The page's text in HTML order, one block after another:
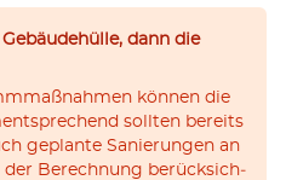
dann die
kön­nen die
soll­ten bereits
geplan­te Sanie­run­gen an
der Berech­nung berück­sich­